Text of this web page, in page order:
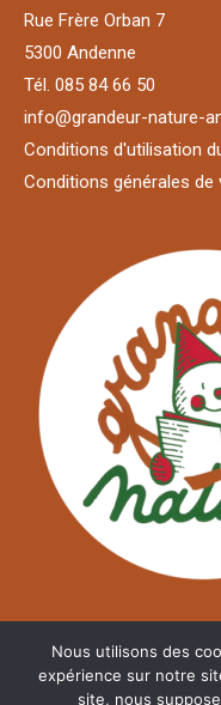
Rue Frère Orban 7
5300 Andenne
Tél. 085 84 66 50
info@grandeur-nature-
Conditions d'utilisation
Conditions générales de
Nous utilisons des
expérience sur notre
site, nous